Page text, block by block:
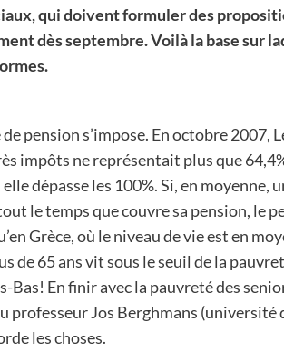
qui doivent formuler des
dès septembre. Voilà la base sur
pension s’impose. En octobre 2007,
impôts ne représentait plus que
dépasse les 100%. Si, en moyenne,
le temps que couvre sa pension, le
Grèce, où le niveau de vie est en
de 65 ans vit sous le seuil de la
Bas! En finir avec la pauvreté des
professeur Jos Berghmans (université
les choses.